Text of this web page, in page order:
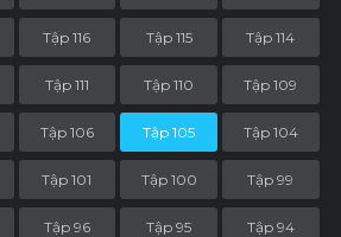
Tập 116 Tập 115 Tập 114
Tập 111 Tập 110 Tập 109
Tập 106 Tập 105 Tập 104
Tập 101 Tập 100 Tập 99
Tập 96 Tập 95 Tập 94